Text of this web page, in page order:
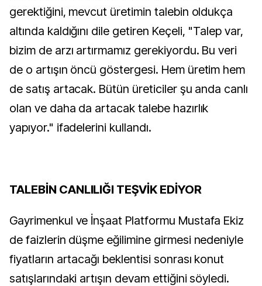
gerektiğini, mevcut üretimin talebin oldukça
altında kaldığını dile getiren Keçeli, "Talep var,
bizim de arzı artırmamız gerekiyordu. Bu veri
de o artışın öncü göstergesi. Hem üretim hem
de satış artacak. Bütün üreticiler şu anda canlı
olan ve daha da artacak talebe hazırlık
yapıyor." ifadelerini kullandı.
TALEBİN CANLILIĞI TEŞVİK EDİYOR
Gayrimenkul ve İnşaat Platformu Mustafa Ekiz
de faizlerin düşme eğilimine girmesi nedeniyle
fiyatların artacağı beklentisi sonrası konut
satışlarındaki artışın devam ettiğini söyledi.